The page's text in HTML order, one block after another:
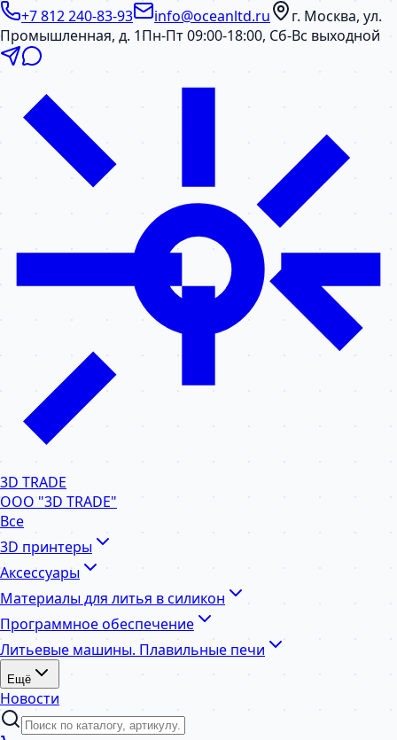
+7 812 240-83-93 info@oceanltd.ru
г. Москва, ул.
Промышленная, д. 1Пн-Пт 09:00-18:00, Сб-Вс выходной
3D TRADE
ООО "3D TRADE"
Все
3D принтеры
Аксессуары
Материалы для литья в силикон
Программное обеспечение
Литьевые машины. Плавильные печи
Ещё
Новости